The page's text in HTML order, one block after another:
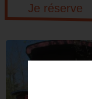
Je réserve